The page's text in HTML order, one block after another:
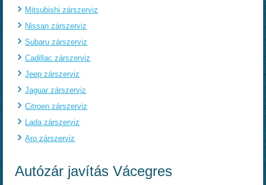
Mitsubishi zárszerviz
Nissan zárszerviz
Subaru zárszerviz
Cadillac zárszerviz
Jeep zárszerviz
Jaguar zárszerviz
Citroen zárszerviz
Lada zárszerviz
Aro zárszerviz
Autózár javítás Vácegres